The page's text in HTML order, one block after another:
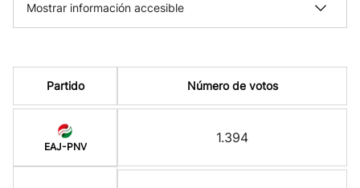
Mostrar información accesible
Partido
EAJ-PNV
Número de votos
1.394